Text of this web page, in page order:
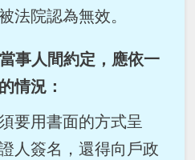
法院認為無效。
事人間約定，應依一
情況：
要用書面的方式呈
人簽名，還得向戶政